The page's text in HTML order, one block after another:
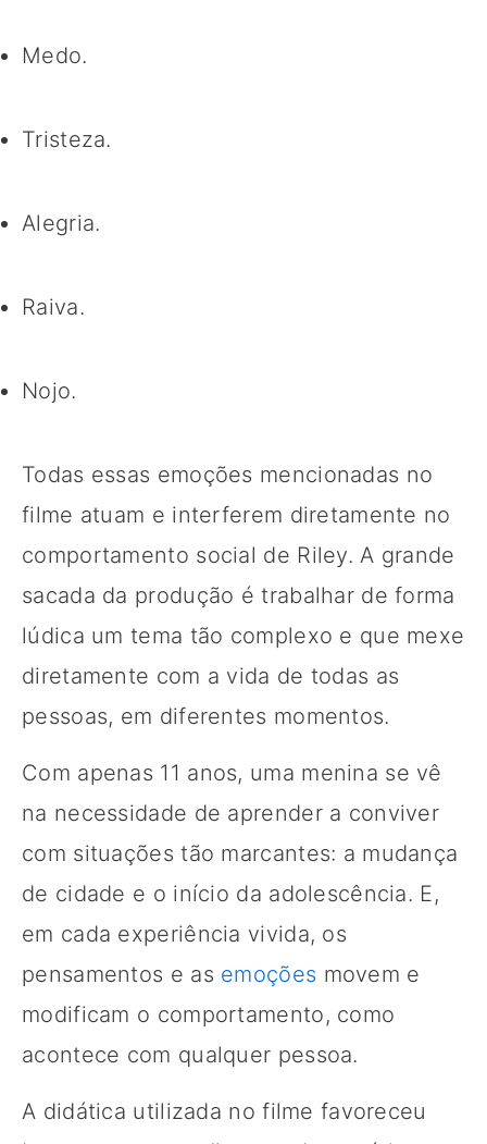
Medo.
Tristeza.
Alegria.
Raiva.
Nojo.
Todas essas emoções mencionadas no
filme atuam e interferem diretamente no
comportamento social de Riley. A grande
sacada da produção é trabalhar de forma
lúdica um tema tão complexo e que mexe
diretamente com a vida de todas as
pessoas, em diferentes momentos.
Com apenas 11 anos, uma menina se vê
na necessidade de aprender a conviver
com situações tão marcantes: a mudança
de cidade e o início da adolescência. E,
em cada experiência vivida, os
pensamentos e as emoções movem e
modificam o comportamento, como
acontece com qualquer pessoa.
A didática utilizada no filme favoreceu